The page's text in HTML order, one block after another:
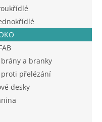
a branky
přelézání
desky